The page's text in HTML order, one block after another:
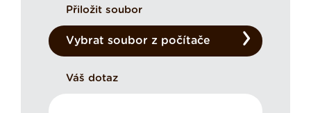
Přiložit soubor
Vybrat soubor z počítače
Váš dotaz